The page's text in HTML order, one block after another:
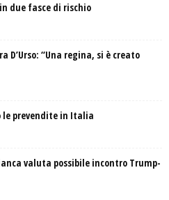
due fasce di rischio
D’Urso: “Una regina, si è creato
le prevendite in Italia
valuta possibile incontro Trump-